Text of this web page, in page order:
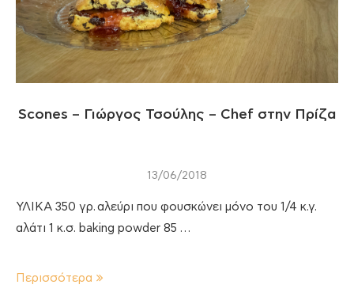
Scones – Γιώργος Τσούλης – Chef στην Πρίζα
13/06/2018
ΥΛΙΚΑ 350 γρ. αλεύρι που φουσκώνει μόνο του 1/4 κ.γ.
αλάτι 1 κ.σ. baking powder 85 …
Περισσότερα